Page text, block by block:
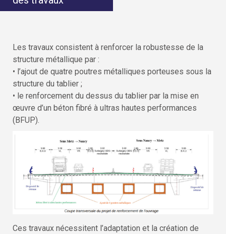
Les travaux consistent à renforcer la robustesse de la
structure métallique par :
• l’ajout de quatre poutres métalliques porteuses sous la
structure du tablier ;
• le renforcement du dessus du tablier par la mise en
œuvre d’un béton fibré à ultras hautes performances
(BFUP).
Ces travaux nécessitent l’adaptation et la création de